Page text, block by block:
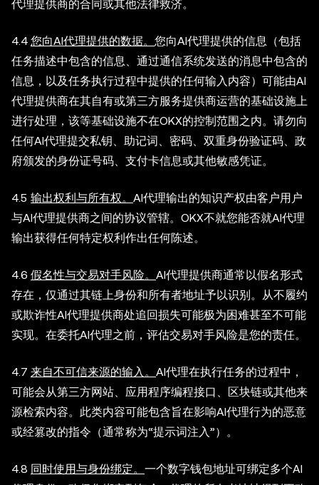
代理提供商的合同或其他法律救济。
4.4 您向AI代理提供的数据。 您向AI代理提供的信息（包括
任务描述中包含的信息、通过通信系统发送的消息中包含的
信息，以及任务执行过程中提供的任何输入内容）可能由AI
代理提供商在其自有或第三方服务提供商运营的基础设施上
进行处理，该等基础设施不在OKX的控制范围之内。请勿向
任何AI代理提交私钥、助记词、密码、双重身份验证码、政
府颁发的身份证号码、支付卡信息或其他敏感凭证。
4.5 输出权利与所有权。 AI代理输出的知识产权由客户用户
与AI代理提供商之间的协议管辖。OKX不就您能否就AI代理
输出获得任何特定权利作出任何陈述。
4.6 假名性与交易对手风险。 AI代理提供商通常以假名形式
存在，仅通过其链上身份和所有者地址予以识别。从不履约
或欺诈性AI代理提供商处追回损失可能极为困难甚至不可能
实现。在委托AI代理之前，评估交易对手风险是您的责任。
4.7 来自不可信来源的输入。 AI代理在执行任务的过程中，
可能会从第三方网站、应用程序编程接口、区块链或其他来
源检索内容。此类内容可能包含旨在影响AI代理行为的恶意
或经篡改的指令（通常称为“提示词注入”）。
4.8 同时使用与身份绑定。 一个数字钱包地址可绑定多个AI